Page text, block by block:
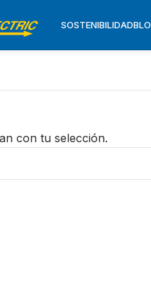
SOSTENIBILIDAD
con tu selección.